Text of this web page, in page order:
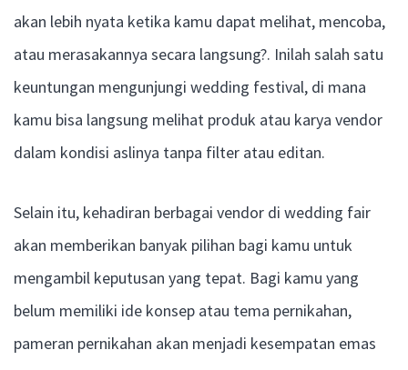
akan lebih nyata ketika kamu dapat melihat, mencoba,
atau merasakannya secara langsung?. Inilah salah satu
keuntungan mengunjungi wedding festival, di mana
kamu bisa langsung melihat produk atau karya vendor
dalam kondisi aslinya tanpa filter atau editan.
Selain itu, kehadiran berbagai vendor di wedding fair
akan memberikan banyak pilihan bagi kamu untuk
mengambil keputusan yang tepat. Bagi kamu yang
belum memiliki ide konsep atau tema pernikahan,
pameran pernikahan akan menjadi kesempatan emas